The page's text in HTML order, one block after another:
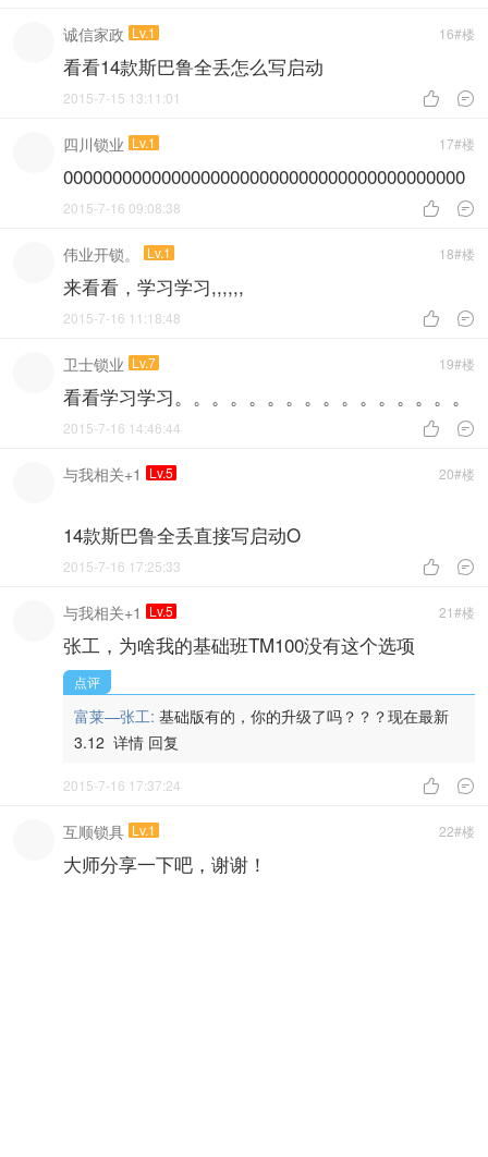
16#楼
诚信家政 Lv.1
看看14款斯巴鲁全丢怎么写启动
 
2015-7-15 13:11:01
17#楼
四川锁业 Lv.1
00000000000000000000000000000000000000000
 
2015-7-16 09:08:38
18#楼
伟业开锁。 Lv.1
来看看，学习学习,,,,,,
 
2015-7-16 11:18:48
19#楼
卫士锁业 Lv.7
看看学习学习。。。。。。。。。。。。。。。。
 
2015-7-16 14:46:44
20#楼
与我相关+1 Lv.5
14款斯巴鲁全丢直接写启动O
 
2015-7-16 17:25:33
21#楼
与我相关+1 Lv.5
张工，为啥我的基础班TM100没有这个选项
点评
富莱—张工: 基础版有的，你的升级了吗？？？现在最新
3.12 详情 回复
 
2015-7-16 17:37:24
22#楼
互顺锁具 Lv.1
大师分享一下吧，谢谢！